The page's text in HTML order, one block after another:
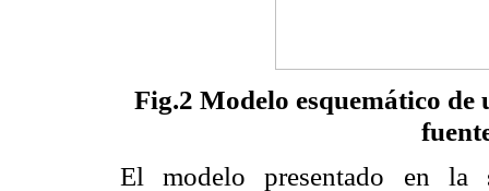
Fig.2 Modelo esquemático
El modelo presentado en la